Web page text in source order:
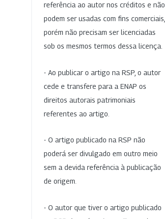
referência ao autor nos créditos e não
podem ser usadas com fins comerciais,
porém não precisam ser licenciadas
sob os mesmos termos dessa licença.
- Ao publicar o artigo na RSP, o autor
cede e transfere para a ENAP os
direitos autorais patrimoniais
referentes ao artigo.
- O artigo publicado na RSP não
poderá ser divulgado em outro meio
sem a devida referência à publicação
de origem.
- O autor que tiver o artigo publicado